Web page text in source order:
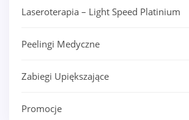
Laseroterapia – Light Speed Platinium
Peelingi Medyczne
Zabiegi Upiększające
Promocje